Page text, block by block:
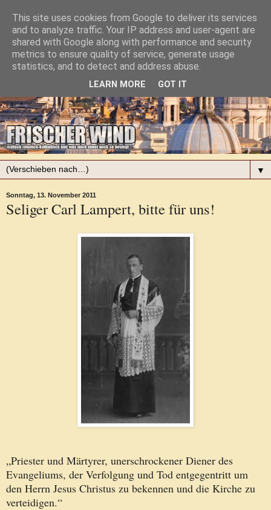
▼
Sonntag, 13. November 2011
Seliger Carl Lampert, bitte für uns!
„Priester und Märtyrer, unerschrockener Diener des
Evangeliums, der Verfolgung und Tod entgegentritt um
den Herrn Jesus Christus zu bekennen und die Kirche zu
verteidigen.“
This site uses cookies from Google to deliver its services
and to analyze traffic. Your IP address and user-agent are
shared with Google along with performance and security
metrics to ensure quality of service, generate usage
statistics, and to detect and address abuse.
LEARN MORE GOT IT